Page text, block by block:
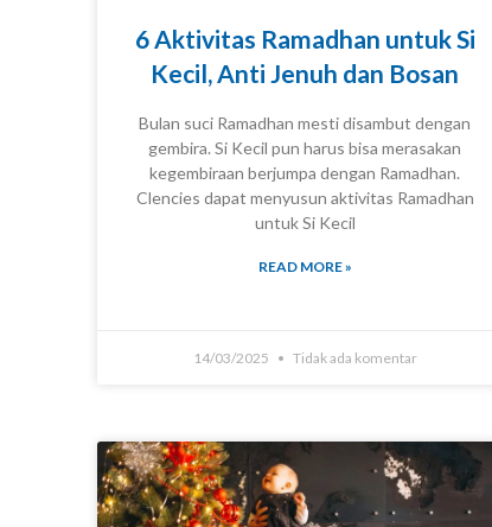
6 Aktivitas Ramadhan untuk Si
Kecil, Anti Jenuh dan Bosan
Bulan suci Ramadhan mesti disambut dengan
gembira. Si Kecil pun harus bisa merasakan
kegembiraan berjumpa dengan Ramadhan.
Clencies dapat menyusun aktivitas Ramadhan
untuk Si Kecil
READ MORE »
14/03/2025 Tidak ada komentar